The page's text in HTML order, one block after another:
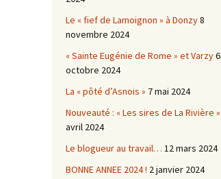
Le « fief de Lamoignon » à Donzy8
novembre 2024
« Sainte Eugénie de Rome » et Varzy6
octobre 2024
La « pôté d’Asnois » 7 mai 2024
Nouveauté : « Les sires de La Rivière »
avril 2024
Le blogueur au travail… 12 mars 2024
BONNE ANNEE 2024 ! 2 janvier 2024